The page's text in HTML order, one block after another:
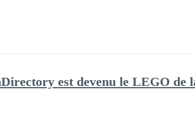
est devenu le LEGO de